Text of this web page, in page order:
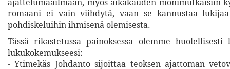
ajattelumaailmaan, myös aikakauden monimutkaisiin
romaani ei vain viihdytä, vaan se kannustaa
pohdiskeluihin ihmisenä olemisesta.
Tässä rikastetussa painoksessa olemme huolellisesti
lukukokemukseesi:
- Ytimekäs Johdanto sijoittaa teoksen ajattoman